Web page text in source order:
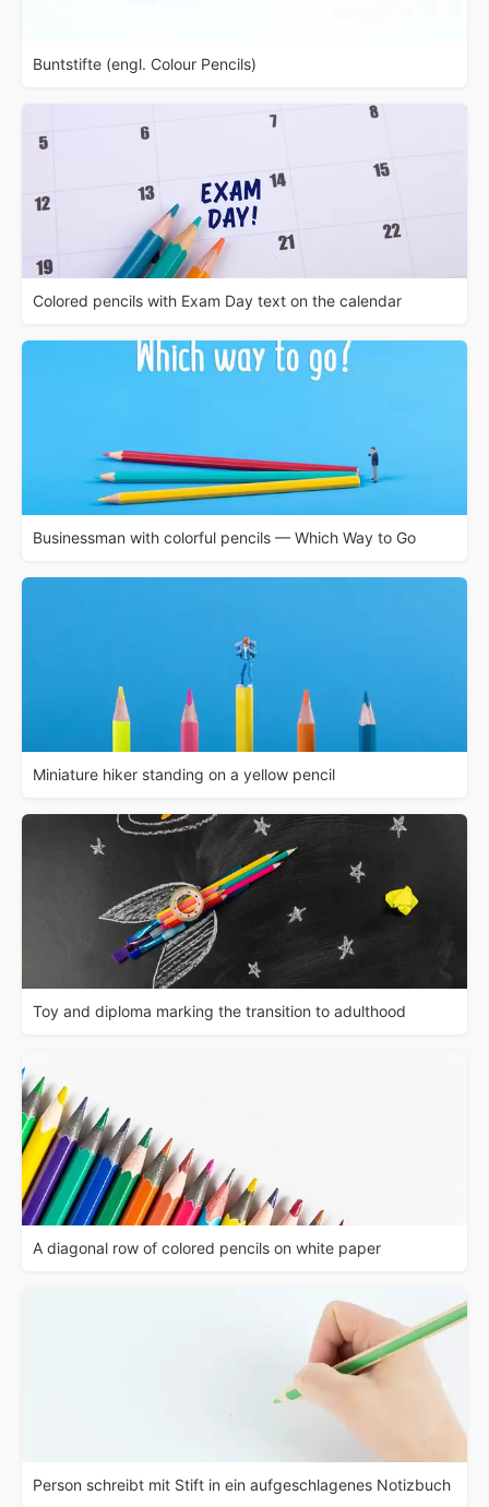
Buntstifte (engl. Colour Pencils)
Colored pencils with Exam Day text on the calendar
Businessman with colorful pencils — Which Way to Go
Miniature hiker standing on a yellow pencil
Toy and diploma marking the transition to adulthood
A diagonal row of colored pencils on white paper
Person schreibt mit Stift in ein aufgeschlagenes Notizbuch